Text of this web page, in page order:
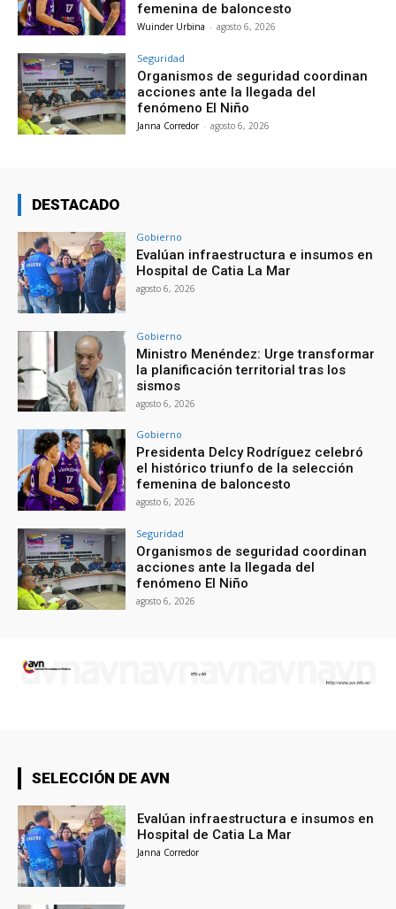
femenina de baloncesto
Wuinder Urbina - agosto 6, 2026
Seguridad
Organismos de seguridad coordinan
acciones ante la llegada del
fenómeno El Niño
Janna Corredor - agosto 6, 2026
DESTACADO
Gobierno
Evalúan infraestructura e insumos en
Hospital de Catia La Mar
agosto 6, 2026
Gobierno
Ministro Menéndez: Urge transformar
la planificación territorial tras los
sismos
agosto 6, 2026
Gobierno
Presidenta Delcy Rodríguez celebró
el histórico triunfo de la selección
femenina de baloncesto
agosto 6, 2026
Seguridad
Organismos de seguridad coordinan
acciones ante la llegada del
fenómeno El Niño
agosto 6, 2026
SELECCIÓN DE AVN
Evalúan infraestructura e insumos en
Hospital de Catia La Mar
Janna Corredor